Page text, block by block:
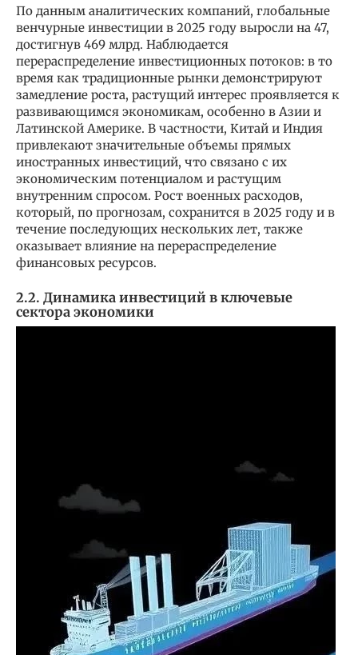
По данным аналитических компаний, глобальные
венчурные инвестиции в 2025 году выросли на 47,
достигнув 469 млрд. Наблюдается
перераспределение инвестиционных потоков: в то
время как традиционные рынки демонстрируют
замедление роста, растущий интерес проявляется к
развивающимся экономикам, особенно в Азии и
Латинской Америке. В частности, Китай и Индия
привлекают значительные объемы прямых
иностранных инвестиций, что связано с их
экономическим потенциалом и растущим
внутренним спросом. Рост военных расходов,
который, по прогнозам, сохранится в 2025 году и в
течение последующих нескольких лет, также
оказывает влияние на перераспределение
финансовых ресурсов.
2.2. Динамика инвестиций в ключевые
сектора экономики